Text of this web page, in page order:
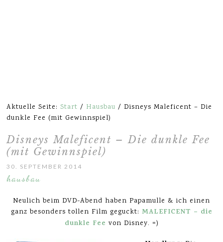
Aktuelle Seite:Start / Hausbau / Disneys Maleficent – Die
dunkle Fee (mit Gewinnspiel)
Disneys Maleficent – Die dunkle Fee
(mit Gewinnspiel)
30. SEPTEMBER 2014
hausbau
Neulich beim DVD-Abend haben Papamulle & ich einen
ganz besonders tollen Film geguckt: MALEFICENT – die
dunkle Fee von Disney. =)